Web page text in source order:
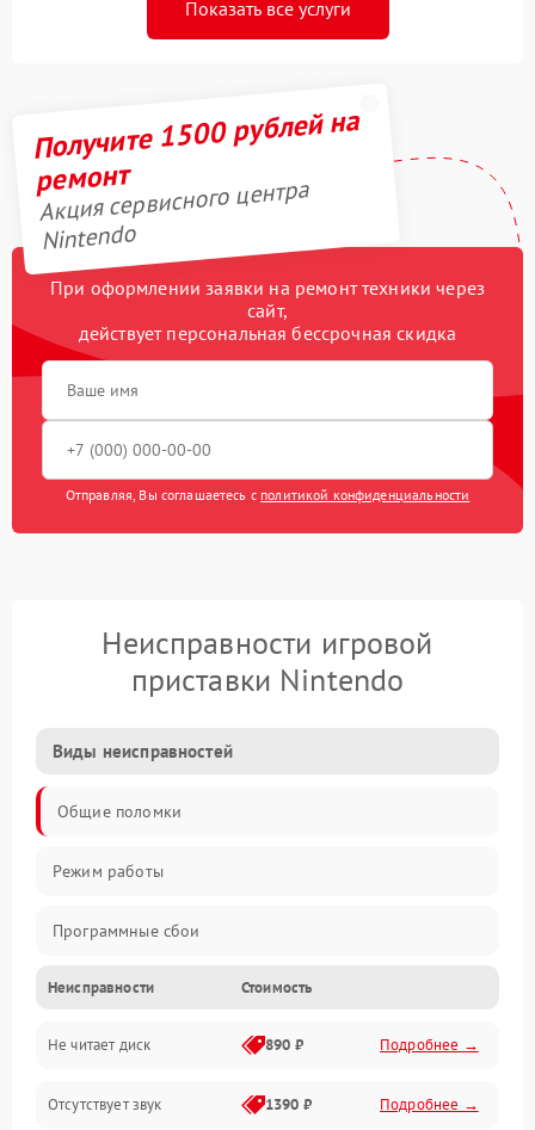
Показать все услуги
Получите 1500 рублей на
ремонт
Акция сервисного центра
Nintendo
При оформлении заявки на ремонт техники через
сайт,
действует персональная бессрочная скидка
Отправляя, Вы соглашаетесь с политикой конфиденциальности
Неисправности игровой
приставки Nintendo
Виды неисправностей
Общие поломки
Режим работы
Программные сбои
Видео и HDMI
Звук и аудиовыходы
Диски и привод
Неисправности Стоимость
Не читает диск 890 ₽ Подробнее →
Отсутствует звук 1390 ₽ Подробнее →